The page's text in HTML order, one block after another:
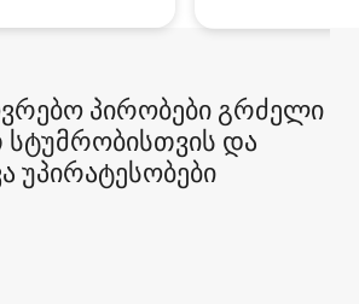
პირობები გრძელი
სტუმრობისთვის და
უპირატესობები